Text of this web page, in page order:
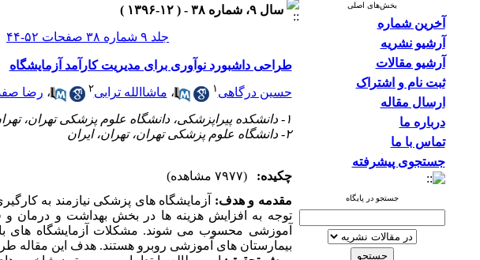
بخش‌های اصلی
آخرین شماره
آرشیو نشریه
آرشیو مقالات
ثبت نام و اشتراک
ارسال مقاله
درباره ما
تماس با ما
جستجوی پیشرفته
جستجو در پایگاه
سال ۹، شماره ۳۸ - ( ۱۲-۱۳۹۶ )
جلد ۹ شماره ۳۸ صفحات ۵۲-۴۴
طراحی داشبورد نوآوری برای مدیریت کارآمد آزمایشگاه
حسین درگاهی ۱ ، ماشاالله ترابی۲ ، رضا
۱- دانشکده پیراپزشکی، دانشگاه علوم پزشکی تهران، تهران، ایران
۲- دانشگاه علوم پزشکی تهران، تهران، ایران
چکیده:
(۷۹۷۷ مشاهده)
مقدمه و هدف: آزمایشگاه های پزشکی نیازمند به
توجه به افزایش هزینه ها در بخش بهداشت و درمان و
آموزشی محسوب می شوند. مشکلات آزمایشگاه های
بیمارستان های آموزشی روبرو هستند. هدف این مقاله